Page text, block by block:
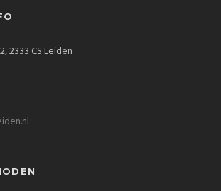
2333 CS Leiden